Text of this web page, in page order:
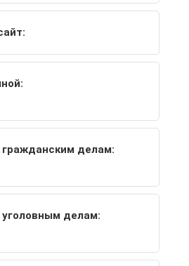
гражданским делам:
делам: